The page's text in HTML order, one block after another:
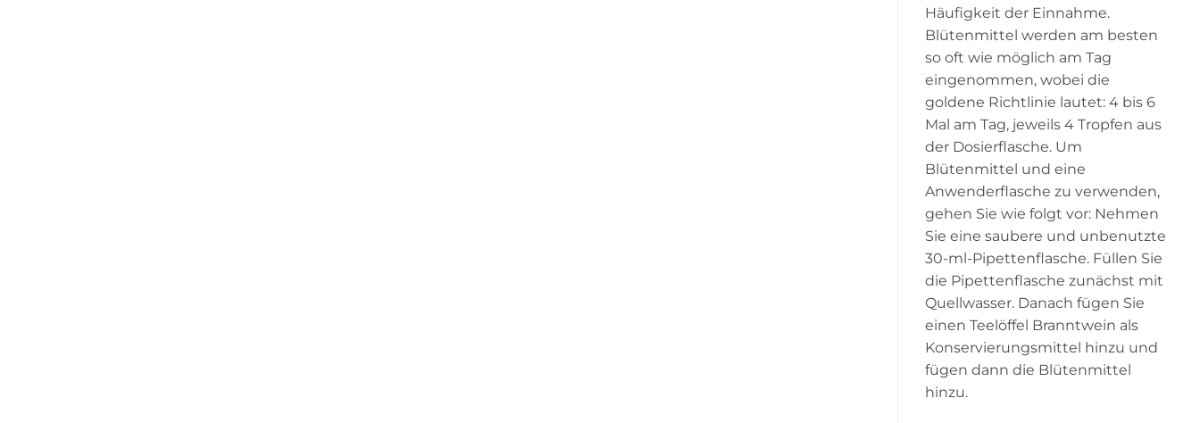
Häufigkeit der Einnahme.
Blütenmittel werden am besten
so oft wie möglich am Tag
eingenommen, wobei die
goldene Richtlinie lautet: 4 bis 6
Mal am Tag, jeweils 4 Tropfen aus
der Dosierflasche. Um
Blütenmittel und eine
Anwenderflasche zu verwenden,
gehen Sie wie folgt vor: Nehmen
Sie eine saubere und unbenutzte
30-ml-Pipettenflasche. Füllen Sie
die Pipettenflasche zunächst mit
Quellwasser. Danach fügen Sie
einen Teelöffel Branntwein als
Konservierungsmittel hinzu und
fügen dann die Blütenmittel
hinzu.